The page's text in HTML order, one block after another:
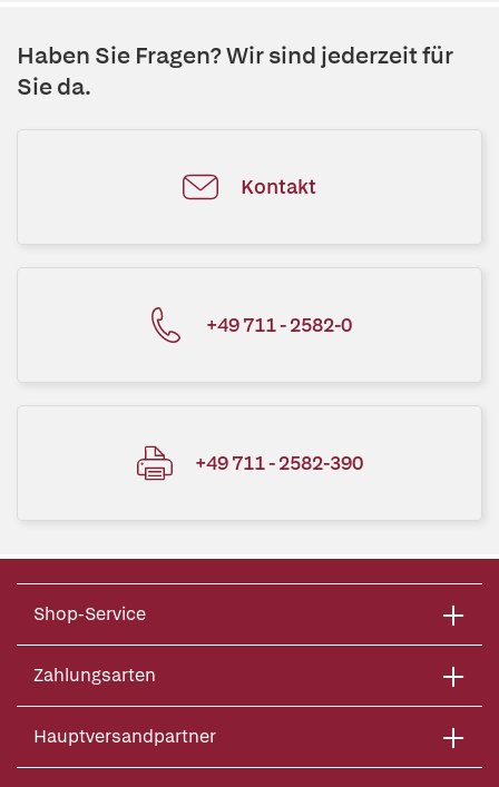
Haben Sie Fragen? Wir sind jederzeit für
Sie da.
Kontakt
+49 711 - 2582-0
+49 711 - 2582-390
Shop-Service
Zahlungsarten
Hauptversandpartner